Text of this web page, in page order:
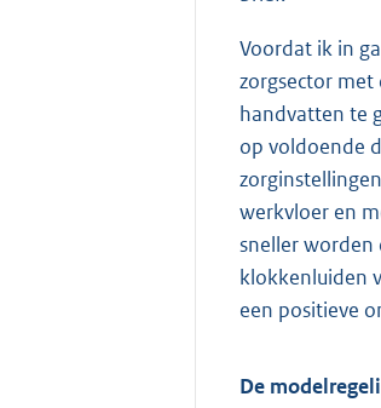
Voordat ik in
zorgsector
handvatten te
op voldoende
werkvloer en
sneller worden
klokkenluiden
een positieve
De